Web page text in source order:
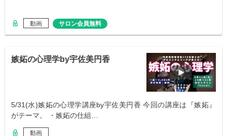
動画 サロン会員無料
嫉妬の心理学by宇佐美円香
5/31(水)嫉妬の心理学講座by宇佐美円香 今回の講座は『嫉妬』
がテーマ。 ・嫉妬の仕組…
動画